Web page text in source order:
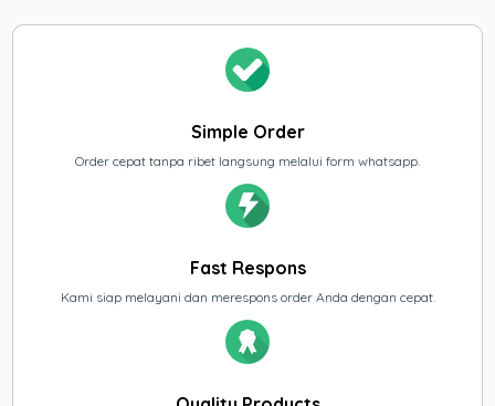
Simple Order
Order cepat tanpa ribet langsung melalui form whatsapp.
Fast Respons
Kami siap melayani dan merespons order Anda dengan cepat.